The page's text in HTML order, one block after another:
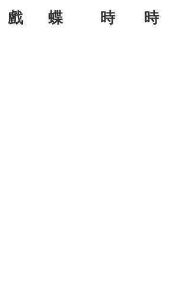
蝶 時 時